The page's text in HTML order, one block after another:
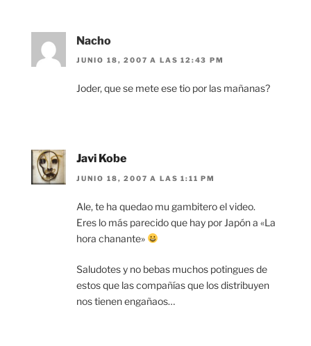
Nacho
JUNIO 18, 2007 A LAS 12:43 PM
Joder, que se mete ese tio por las mañanas?
Javi Kobe
JUNIO 18, 2007 A LAS 1:11 PM
Ale, te ha quedao mu gambitero el video.
Eres lo más parecido que hay por Japón a «La
hora chanante»
Saludotes y no bebas muchos potingues de
estos que las compañías que los distribuyen
nos tienen engañaos…